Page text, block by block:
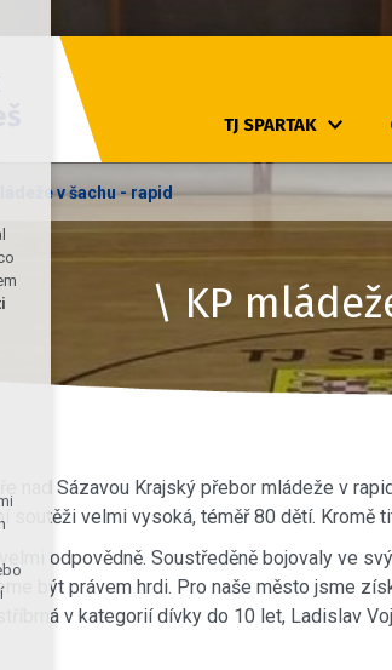
TJ SPARTAK
v šachu - rapid
KP
nad Sázavou Krajský přebor mládeže v
soutěži velmi vysoká, téměř 80 dětí. Kromě
odpovědně. Soustředěně bojovaly ve
být právem hrdi. Pro naše město jsme
v kategorií dívky do 10 let, Ladislav